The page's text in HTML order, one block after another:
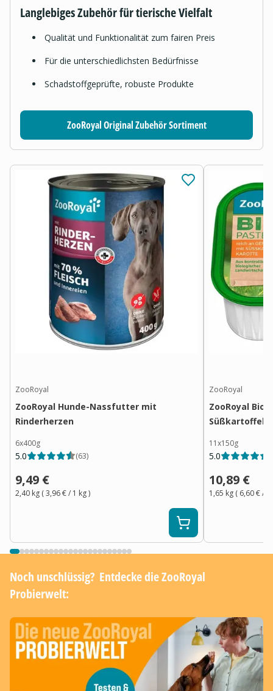
Langlebiges Zubehör für tierische Vielfalt
Qualität und Funktionalität zum fairen Preis
Für die unterschiedlichsten Bedürfnisse
Schadstoffgeprüfte, robuste Produkte
ZooRoyal Original Zubehör Sortiment
ZooRoyal
ZooRoyal Hunde-Nassfutter mit
Rinderherzen
6x400g
5.0 (63)
9,49 €
2,40 kg (3,96 €/ 1 kg)
ZooRoyal
ZooRoyal Bio
Süßkartoffel
11x150g
5.0
10,89 €
1,65 kg ( 6,60 €/ 1
Noch unschlüssig? ​ Entdecke die ZooRoyal
Probierwelt: